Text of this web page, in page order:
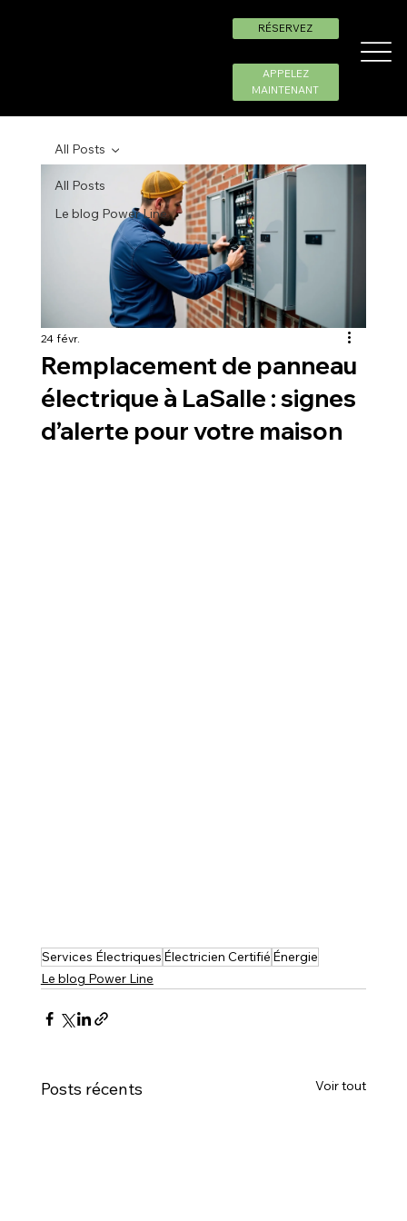
APPELEZ
MAINTENANT
RÉSERVEZ
All Posts
Le blog Power Line
All Posts
Remplacement de panneau
électrique à LaSalle : signes
d’alerte pour votre maison
24 févr.
Services Électriques Électricien Certifié Énergie
Le blog Power Line
Posts récents Voir tout